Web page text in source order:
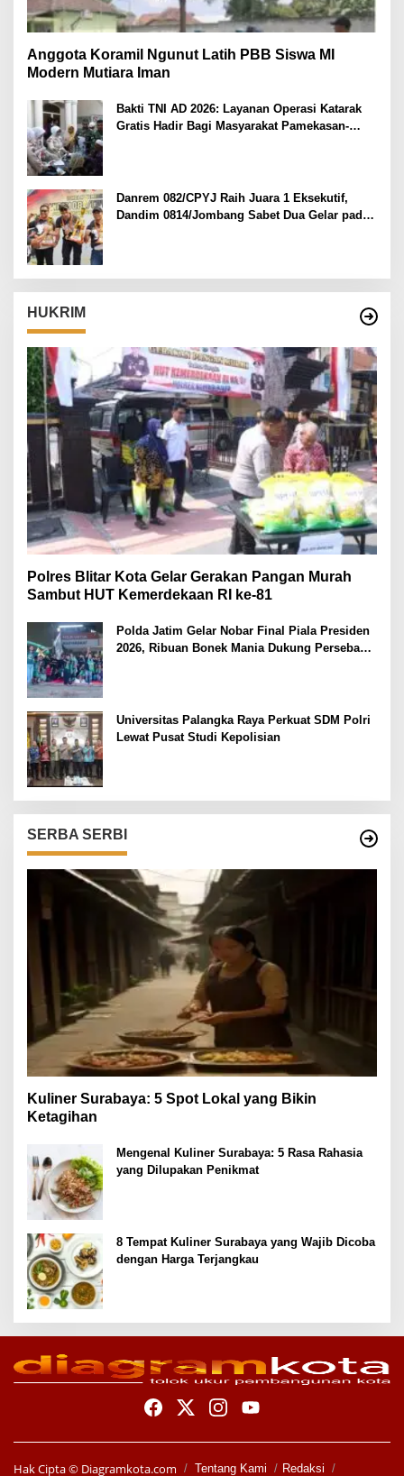
Anggota Koramil Ngunut Latih PBB Siswa MI
Modern Mutiara Iman
Bakti TNI AD 2026: Layanan Operasi Katarak
Gratis Hadir Bagi Masyarakat Pamekasan-
Danrem 082/CPYJ Raih Juara 1 Eksekutif,
Dandim 0814/Jombang Sabet Dua Gelar pada
HUKRIM
Polres Blitar Kota Gelar Gerakan Pangan Murah
Sambut HUT Kemerdekaan RI ke-81
Polda Jatim Gelar Nobar Final Piala Presiden
2026, Ribuan Bonek Mania Dukung Persebaya
Universitas Palangka Raya Perkuat SDM Polri
Lewat Pusat Studi Kepolisian
SERBA SERBI
Kuliner Surabaya: 5 Spot Lokal yang Bikin
Ketagihan
Mengenal Kuliner Surabaya: 5 Rasa Rahasia
yang Dilupakan Penikmat
8 Tempat Kuliner Surabaya yang Wajib Dicoba
dengan Harga Terjangkau
Hak Cipta © Diagramkota.com Tentang Kami Redaksi